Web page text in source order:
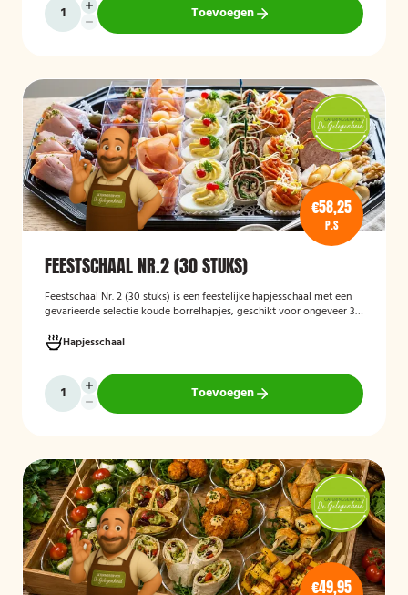
Toevoegen
€58,25
P.S
FEESTSCHAAL NR.2 (30 STUKS)
Feestschaal Nr. 2 (30 stuks) is een feestelijke hapjesschaal met een
gevarieerde selectie koude borrelhapjes, geschikt voor ongeveer 30
feestelijke gelegenheden en biedt een gemakkelijke, kant-en-klare
oplossing voor het serveren van smakelijke hapjes aan uw gasten.
Hapjesschaal
Toevoegen
€49,95